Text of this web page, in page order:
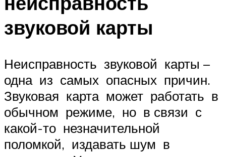
звуковой карты
Неисправность звуковой карты –
одна из самых опасных причин.
Звуковая карта может работать в
обычном режиме, но в связи с
какой-то незначительной
поломкой, издавать шум в